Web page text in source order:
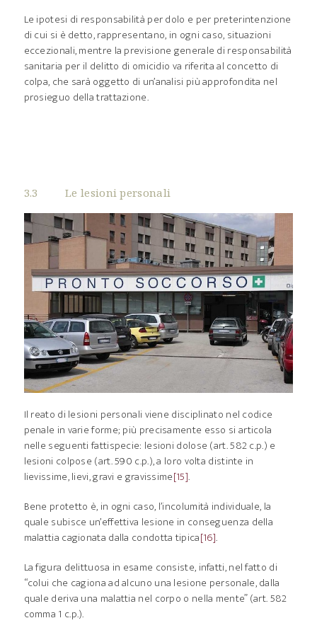
Le ipotesi di responsabilità per dolo e per preterintenzione
di cui si è detto, rappresentano, in ogni caso, situazioni
eccezionali, mentre la previsione generale di responsabilità
sanitaria per il delitto di omicidio va riferita al concetto di
colpa, che sarà oggetto di un’analisi più approfondita nel
prosieguo della trattazione.
3.3 Le lesioni personali
Il reato di lesioni personali viene disciplinato nel codice
penale in varie forme; più precisamente esso si articola
nelle seguenti fattispecie: lesioni dolose (art. 582 c.p.) e
lesioni colpose (art. 590 c.p.), a loro volta distinte in
lievissime, lievi, gravi e gravissime[15].
Bene protetto è, in ogni caso, l’incolumità individuale, la
quale subisce un’effettiva lesione in conseguenza della
malattia cagionata dalla condotta tipica[16].
La figura delittuosa in esame consiste, infatti, nel fatto di
“colui che cagiona ad alcuno una lesione personale, dalla
quale deriva una malattia nel corpo o nella mente” (art. 582
comma 1 c.p.).